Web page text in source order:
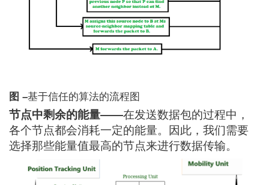
图 –基于信任的算法的流程图
节点中剩余的能量——在发送数据包的过程中，
各个节点都会消耗一定的能量。因此，我们需要
选择那些能量值最高的节点来进行数据传输。